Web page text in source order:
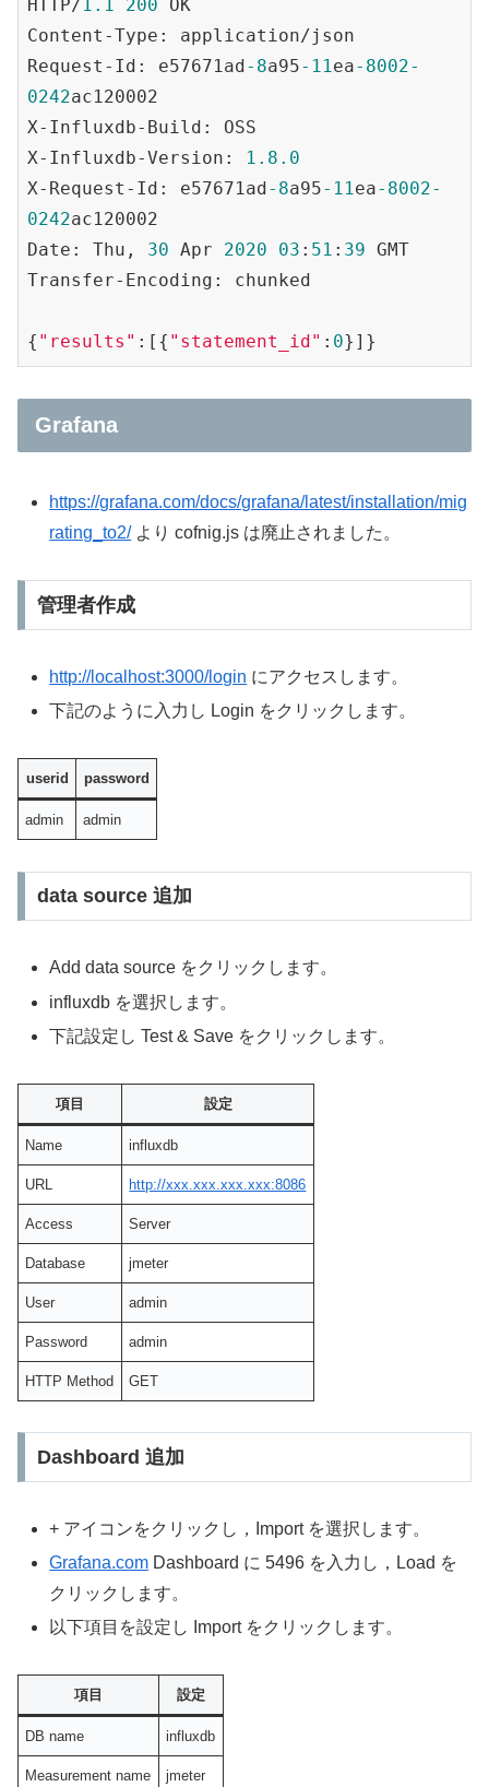
HTTP/1.1 200 OK
Content-Type: application/json
Request-Id: e57671ad-8a95-11ea-8002-
0242ac120002
X-Influxdb-Build: OSS
X-Influxdb-Version:
1.8 .0
X-Request-Id: e57671ad-8a95-11ea-8002-
0242ac120002
Date: Thu, 30 Apr 2020 03 : 51 : 39 GMT
Transfer-Encoding: chunked
{ "results" :[{ "statement_id" : 0
Grafana
https://grafana.com/docs/grafana/latest/installation/mig
rating_to2/より cofnig.js は廃止されました。
管理者作成
http://localhost:3000/login にアクセスします。
下記のように入力し Login をクリックします。
userid password
admin admin
data source 追加
Add data source をクリックします。
influxdb を選択します。
下記設定し Test & Save をクリックします。
項目 設定
Name influxdb
URL http://xxx.xxx.xxx.xxx:8086
Access Server
Database jmeter
User admin
Password admin
HTTP Method GET
Dashboard 追加
+ アイコンをクリックし，Import を選択します。
Grafana.com Dashboard に 5496 を入力し，Load を
クリックします。
以下項目を設定し Import をクリックします。
項目 設定
DB name influxdb
Measurement name jmeter